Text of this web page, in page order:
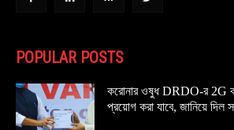
POPULAR POSTS
করোনার ওষুধ DRDO-র 2G
প্রয়োগ করা যাবে, জানিয়ে দিল